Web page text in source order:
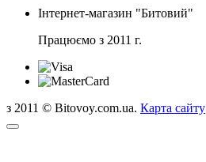
Інтернет-магазин "Битовий"
Працюємо з 2011 г.
з 2011 © Bitovoy.com.ua. Карта сайту